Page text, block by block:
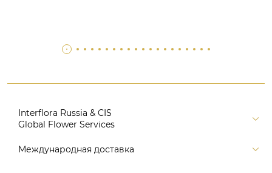
Interflora Russia & CIS
Global Flower Services
Версия для печати
Международная доставка